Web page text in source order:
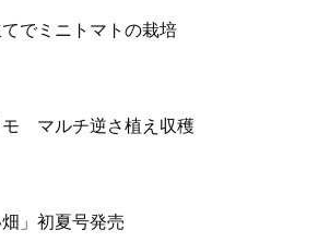
でミニトマトの栽培
モ マルチ逆さ植え収穫
畑」初夏号発売